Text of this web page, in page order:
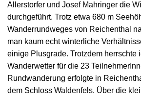
Allerstorfer und Josef Mahringer die
durchgeführt. Trotz etwa 680 m
Wanderrundweges von Reichenthal
man kaum echt winterliche
einige Plusgrade. Trotzdem herrschte
Wanderwetter für die 23
Rundwanderung erfolgte in
dem Schloss Waldenfels. Über die